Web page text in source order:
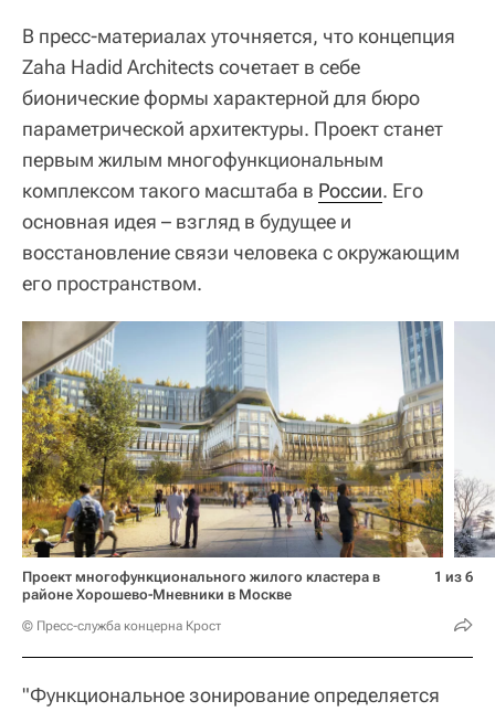
В пресс-материалах уточняется, что концепция
Zaha Hadid Architects сочетает в себе
бионические формы характерной для бюро
параметрической архитектуры. Проект станет
первым жилым многофункциональным
комплексом такого масштаба в России. Его
основная идея – взгляд в будущее и
восстановление связи человека с окружающим
его пространством.
Проект многофункционального жилого кластера в
районе Хорошево-Мневники в Москве
© Пресс-служба концерна Крост
1 из 6
"Функциональное зонирование определяется